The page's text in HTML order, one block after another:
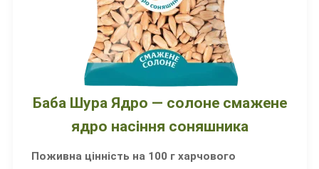
Баба Шура Ядро — солоне смажене
ядро насіння соняшника
Поживна цінність на 100 г харчового